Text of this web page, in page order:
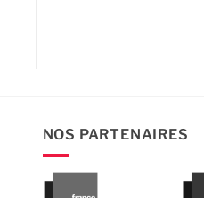
NOS PARTENAIRES